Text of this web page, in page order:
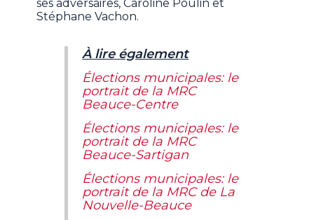
ses adversaires, Caroline Poulin et
Stéphane Vachon.
À lire également
Élections municipales: le
portrait de la MRC
Beauce-Centre
Élections municipales: le
portrait de la MRC
Beauce-Sartigan
Élections municipales: le
portrait de la MRC de La
Nouvelle-Beauce